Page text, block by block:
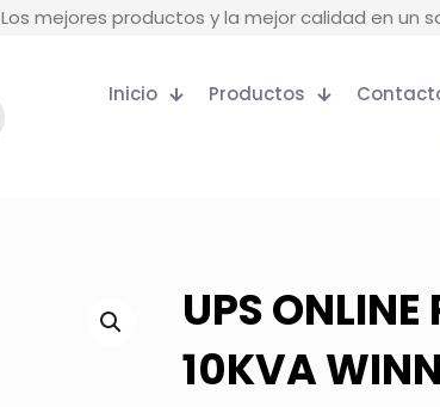
Los mejores productos y la mejor calidad en un
Inicio Productos
UPS ONLINE
10KVA